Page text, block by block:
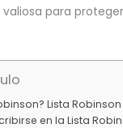
valiosa para
Lista
en la Lista